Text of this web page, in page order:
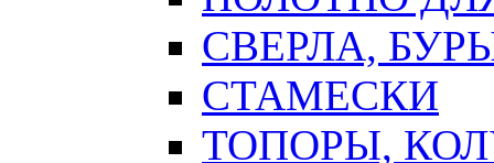
СВЕРЛА,
СТАМЕСКИ
ТОПОРЫ,